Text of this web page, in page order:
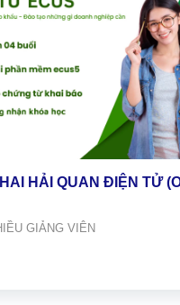
HẢI QUAN ĐIỆN TỬ
GIẢNG VIÊN